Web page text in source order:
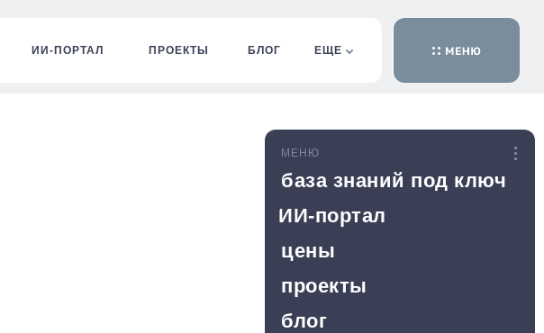
ИИ-ПОРТАЛ ПРОЕКТЫ БЛОГ ЕЩЕ
МЕНЮ
ИИ-портал
база знаний под ключ
цены
проекты
блог